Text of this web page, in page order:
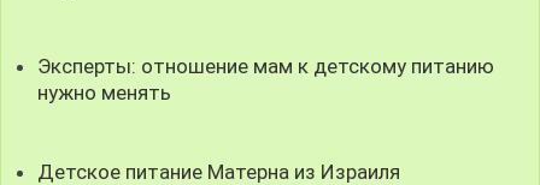
Эксперты: отношение мам к детскому питанию
нужно менять
Детское питание Матерна из Израиля